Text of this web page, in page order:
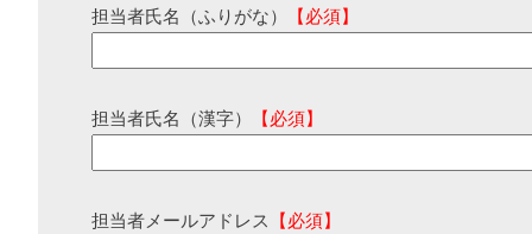
担当者氏名（ふりがな） 【必須】
担当者氏名（漢字） 【必須】
担当者メールアドレス 【必須】